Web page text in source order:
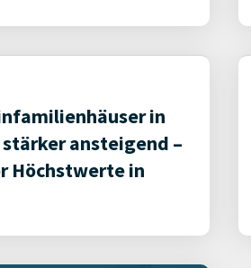
in
ansteigend –
Höchstwerte in